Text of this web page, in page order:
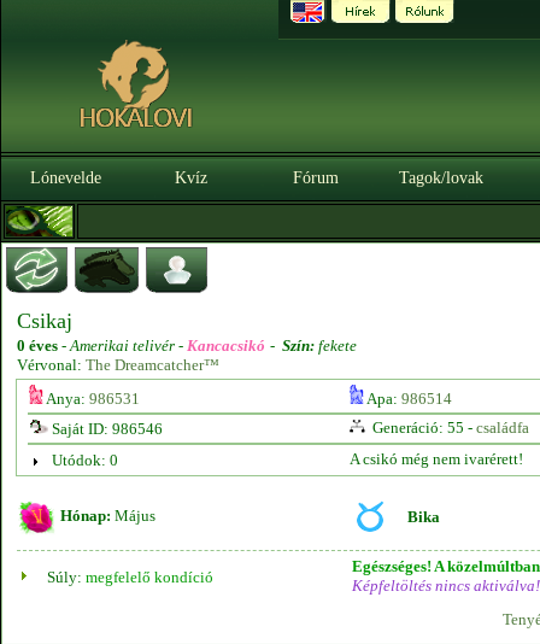
Lónevelde Kvíz Fórum Tagok/lovak
Csikaj
0 éves -Amerikai telivér - Kancacsikó - Szín: fekete
Vérvonal: The Dreamcatcher™
Anya: 986531 Apa: 986514
Saját ID: 986546
Generáció: 55 - családfa
Utódok: 0
A csikó még nem ivarérett!
Hónap: Május Bika
Súly: megfelelő kondíció
Egészséges! A
Képfeltöltés nincs aktiválva!